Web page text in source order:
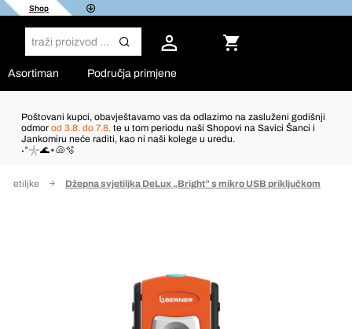
Shop
Asortiman Područja primjene
Poštovani kupci, obavještavamo vas da odlazimo na zasluženi godišnji
odmor od 3.8. do 7.8. te u tom periodu naši Shopovi na Savici Šanci i
Jankomiru neće raditi, kao ni naši kolege u uredu.
˖°𓇼🌊⋆🐚🫧
Džepna svjetiljka DeLux „Bright” s mikro USB priključkom